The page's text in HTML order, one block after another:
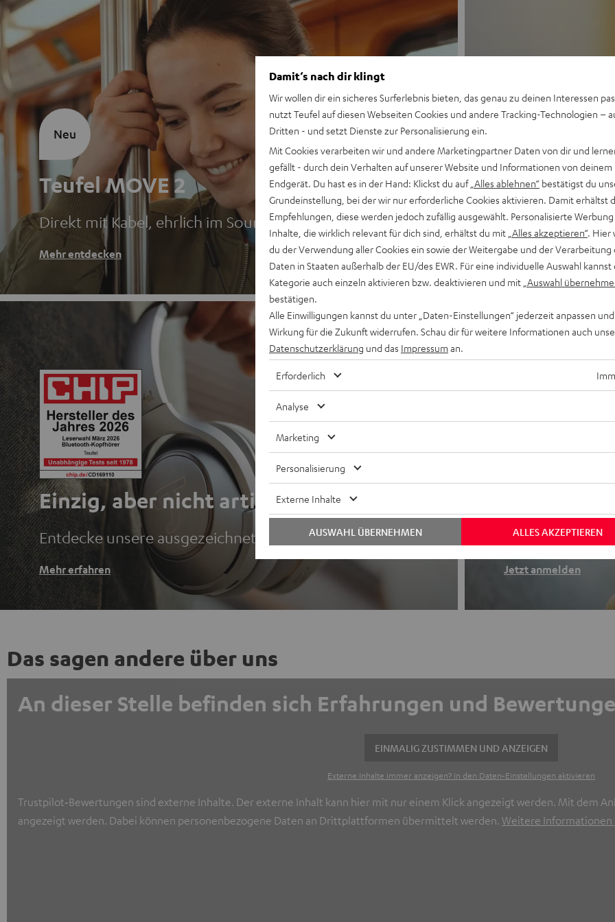
Teufel MOVE 2
Direkt mit Kabel, ehrlich im Sound
Mehr entdecken
Neu
MOTIV®
Stil trifft Sound
Mehr entdecken
Einzig, aber nicht artig.
Entdecke unsere ausgezeichneten Bluetooth-Kopfhörer
Mehr erfahren
Newsletter
Finde deinen
Erhalte bis zu
Jetzt anmelden
Das sagen andere über uns
An dieser Stelle befinden sich Erfahrungen und
EINMALIG ZUSTIMMEN UND ANZEIGEN
Externe Inhalte immer anzeigen? In den Daten‑Einstellungen aktivieren
Trustpilot‑Bewertungen sind externe Inhalte. Der externe Inhalt kann hier mit nur einem Klick angezeigt werden. Mit dem
angezeigt werden. Dabei können personenbezogene Daten an Drittplattformen übermittelt werden. Weitere Informationen
Damit‘s nach dir klingt
Wir wollen dir ein sicheres Surferlebnis bieten, das genau zu deinen Interessen
nutzt Teufel auf diesen Webseiten Cookies und andere Tracking-Technologien –
Dritten - und setzt Dienste zur Personalisierung ein.
Mit Cookies verarbeiten wir und andere Marketingpartner Daten von dir und
gefällt - durch dein Verhalten auf unserer Website und Informationen von deinem
Endgerät. Du hast es in der Hand: Klickst du auf „Alles ablehnen“ bestätigst du
Grundeinstellung, bei der wir nur erforderliche Cookies aktivieren. Damit erhältst
Empfehlungen, diese werden jedoch zufällig ausgewählt. Personalisierte
Inhalte, die wirklich relevant für dich sind, erhältst du mit „Alles akzeptieren“. Hier
du der Verwendung aller Cookies ein sowie der Weitergabe und der Verarbeitung
Daten in Staaten außerhalb der EU/des EWR. Für eine individuelle Auswahl kannst
Kategorie auch einzeln aktivieren bzw. deaktivieren und mit „Auswahl
bestätigen.
Alle Einwilligungen kannst du unter „Daten-Einstellungen“ jederzeit anpassen
Wirkung für die Zukunft widerrufen. Schau dir für weitere Informationen auch
Datenschutzerklärung und das Impressum an.
Erforderlich
Analyse
Marketing
Personalisierung
Externe Inhalte
ALLES AKZEPTIEREN
AUSWAHL ÜBERNEHMEN